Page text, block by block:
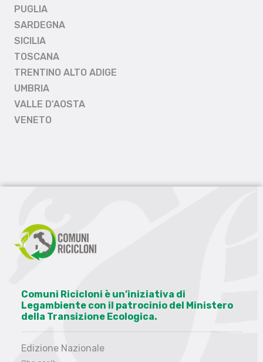
PUGLIA
SARDEGNA
SICILIA
TOSCANA
TRENTINO ALTO ADIGE
UMBRIA
VALLE D'AOSTA
VENETO
Comuni Ricicloni è un’iniziativa di
Legambiente con il patrocinio del Ministero
della Transizione Ecologica.
Edizione Nazionale